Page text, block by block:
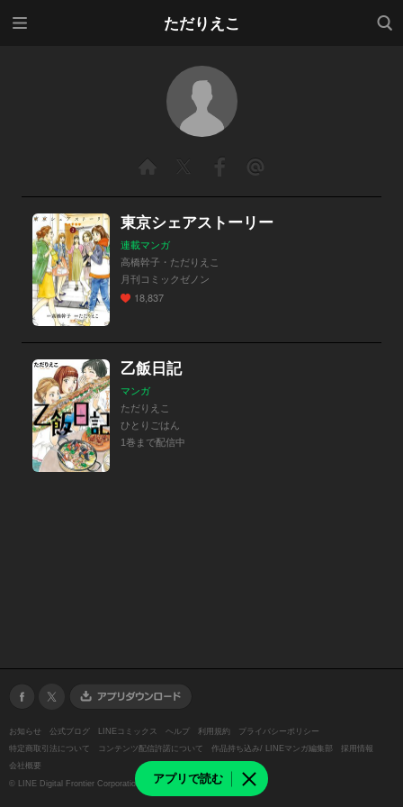
ただりえこ
検索
アプリで読む
東京シェアストーリー
連載マンガ
高橋幹子・ただりえこ
月刊コミックゼノン
18,837
乙飯日記
マンガ
ただりえこ
ひとりごはん
1巻まで配信中
お知らせ 公式ブログ LINEコミックス ヘルプ 利用規約
プライバシーポリシー
特定商取引法について
コンテンツ配信許諾について 作品持ち込み/ LINEマンガ編集部
採用情報
会社概要
© LINE Digital Frontier Corporation